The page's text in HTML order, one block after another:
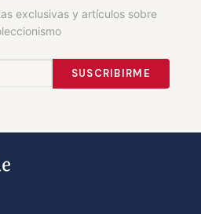
exclusivas y artículos sobre
SUSCRIBIRME